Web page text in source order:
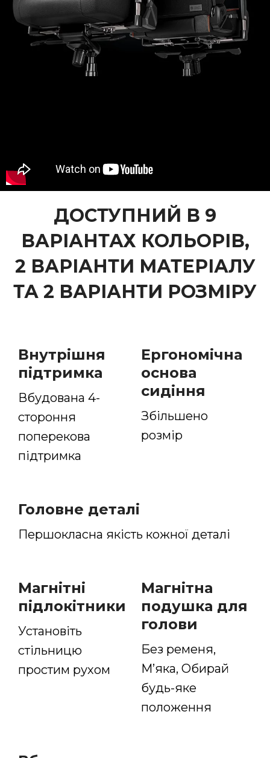
ДОСТУПНИЙ В 9
ВАРІАНТАХ КОЛЬОРІВ,
2 ВАРІАНТИ МАТЕРІАЛУ
ТА 2 ВАРІАНТИ РОЗМІРУ
Внутрішня
підтримка
Вбудована 4-
стороння
поперекова
підтримка
Ергономічна
основа
сидіння
Збільшено
розмір
Головне деталі
Першокласна якість кожної деталі
Магнітні
підлокітники
Установіть
стільницю
простим рухом
Магнітна
подушка для
голови
Без ременя,
М’яка, Обирай
будь-яке
положення